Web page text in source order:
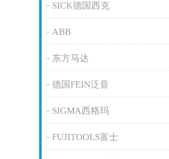
SICK德国西克
ABB
东方马达
德国FEIN泛音
SIGMA西格玛
FUJITOOLS富士